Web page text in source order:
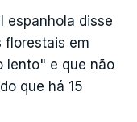
espanhola disse
florestais em
lento" e que não
que há 15